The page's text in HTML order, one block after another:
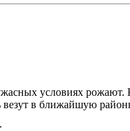
условиях рожают.
в ближайшую